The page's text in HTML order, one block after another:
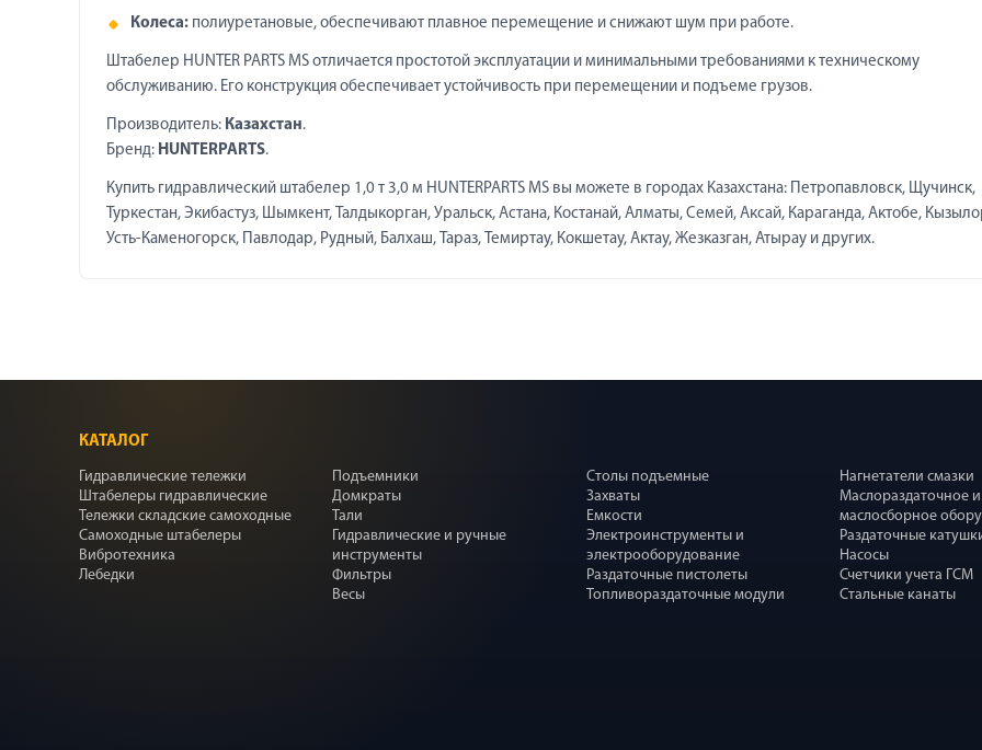
Колеса: полиуретановые, обеспечивают плавное перемещение и снижают шум при работе.
Штабелер HUNTER PARTS MS отличается простотой эксплуатации и минимальными требованиями к техническому
обслуживанию. Его конструкция обеспечивает устойчивость при перемещении и подъеме грузов.
Производитель: Казахстан.
Бренд: HUNTERPARTS.
Купить гидравлический штабелер 1,0 т 3,0 м HUNTERPARTS MS вы можете в городах Казахстана: Петропавловск, Щучинск,
Туркестан, Экибастуз, Шымкент, Талдыкорган, Уральск, Астана, Костанай, Алматы, Семей, Аксай, Караганда, Актобе,
Усть-Каменогорск, Павлодар, Рудный, Балхаш, Тараз, Темиртау, Кокшетау, Актау, Жезказган, Атырау и других.
КАТАЛОГ
Гидравлические тележки
Штабелеры гидравлические
Тележки складские самоходные
Самоходные штабелеры
Вибротехника
Лебедки
Подъемники
Домкраты
Тали
Гидравлические и ручные
инструменты
Фильтры
Весы
Столы подъемные
Захваты
Емкости
Электроинструменты и
электрооборудование
Раздаточные пистолеты
Топливораздаточные модули
Нагнетатели смазки
Маслораздаточное и
маслосборное
Раздаточные
Насосы
Счетчики учета ГСМ
Стальные канаты